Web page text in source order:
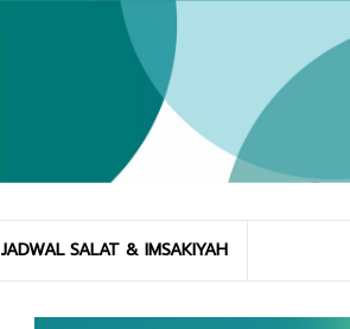
JADWAL SALAT & IMSAKIYAH